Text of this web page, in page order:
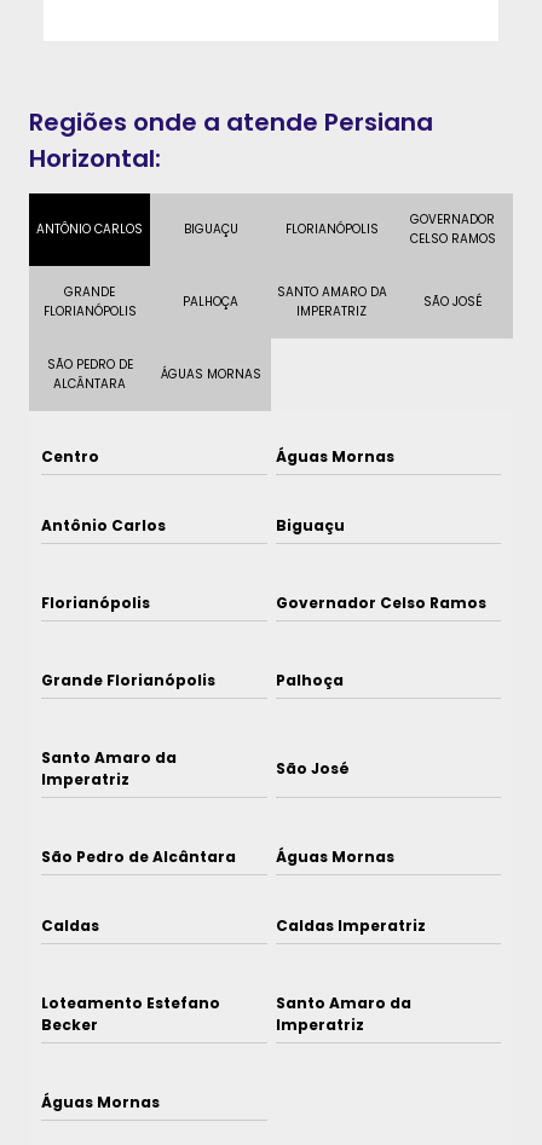
Regiões onde a atende Persiana
Horizontal:
ANTÔNIO CARLOS BIGUAÇU FLORIANÓPOLIS
GOVERNADOR
CELSO RAMOS
GRANDE
FLORIANÓPOLIS
PALHOÇA
SANTO AMARO DA
IMPERATRIZ
SÃO JOSÉ
SÃO PEDRO DE
ALCÂNTARA
ÁGUAS MORNAS
Centro Águas Mornas
Antônio Carlos Biguaçu
Florianópolis Governador Celso Ramos
Grande Florianópolis Palhoça
Santo Amaro da
Imperatriz
São José
São Pedro de Alcântara Águas Mornas
Caldas Caldas Imperatriz
Loteamento Estefano
Becker
Santo Amaro da
Imperatriz
Águas Mornas